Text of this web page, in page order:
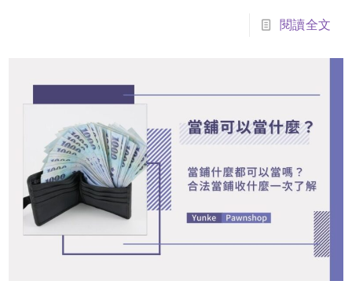
了。那到底金飾工錢怎麼算？變賣時怎麼算工錢才合
理？就讓雲林當鋪告訴你。一般說的金子工錢就是加
閱讀全文